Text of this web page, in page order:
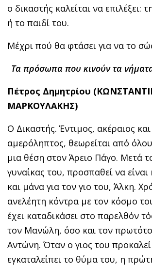
ο δικαστής καλείται να επιλέξει:
ή το παιδί του.
Μέχρι πού θα φτάσει για να το
Τα πρόσωπα που κινούν τα νήματα
Πέτρος Δημητρίου
ΜΑΡΚΟΥΛΑΚΗΣ)
Ο Δικαστής. Έντιμος, ακέραιος και
αμερόληπτος, θεωρείται από
μια θέση στον Άρειο Πάγο. Μετά
γυναίκας του, προσπαθεί να είναι
και μάνα για τον γιο του, Άλκη.
ανελέητη κόντρα με τον κόσμο
έχει καταδικάσει στο παρελθόν
τον Μανώλη, όσο και τον
Αντώνη. Όταν ο γιος του
εγκαταλείπει το θύμα του, η